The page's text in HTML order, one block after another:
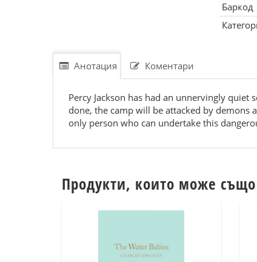
Баркод
Анотация Коментари
Percy Jackson has had an unnervingly
done, the camp will be attacked by demons
only person who can undertake this
Продукти, които може също